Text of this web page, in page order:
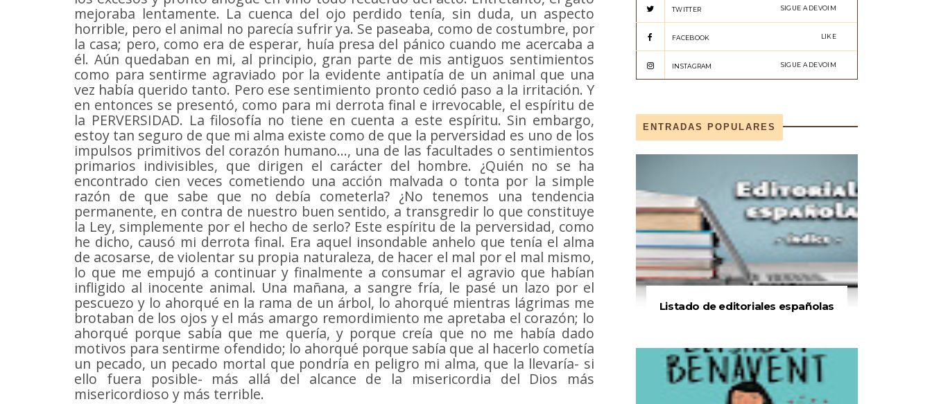
mejoraba lentamente. La cuenca del ojo perdido tenía, sin duda, un aspecto
horrible, pero el animal no parecía sufrir ya. Se paseaba, como de costumbre, por
la casa; pero, como era de esperar, huía presa del pánico cuando me acercaba a
él. Aún quedaban en mi, al principio, gran parte de mis antiguos sentimientos
como para sentirme agraviado por la evidente antipatía de un animal que una
vez había querido tanto. Pero ese sentimiento pronto cedió paso a la irritación. Y
en entonces se presentó, como para mi derrota final e irrevocable, el espíritu de
la PERVERSIDAD. La filosofía no tiene en cuenta a este espíritu. Sin embargo,
estoy tan seguro de que mi alma existe como de que la perversidad es uno de los
impulsos primitivos del corazón humano..., una de las facultades o sentimientos
primarios indivisibles, que dirigen el carácter del hombre. ¿Quién no se ha
encontrado cien veces cometiendo una acción malvada o tonta por la simple
razón de que sabe que no debía cometerla? ¿No tenemos una tendencia
permanente, en contra de nuestro buen sentido, a transgredir lo que constituye
la Ley, simplemente por el hecho de serlo? Este espíritu de la perversidad, como
he dicho, causó mi derrota final. Era aquel insondable anhelo que tenía el alma
de acosarse, de violentar su propia naturaleza, de hacer el mal por el mal mismo,
lo que me empujó a continuar y finalmente a consumar el agravio que habían
infligido al inocente animal. Una mañana, a sangre fría, le pasé un lazo por el
pescuezo y lo ahorqué en la rama de un árbol, lo ahorqué mientras lágrimas me
brotaban de los ojos y el más amargo remordimiento me apretaba el corazón; lo
ahorqué porque sabía que me quería, y porque creía que no me había dado
motivos para sentirme ofendido; lo ahorqué porque sabía que al hacerlo cometía
un pecado, un pecado mortal que pondría en peligro mi alma, que la llevaría- si
ello fuera posible- más allá del alcance de la misericordia del Dios más
misericordioso y más terrible.
TWITTER SIGUE A DEVOIM
FACEBOOK LIKE
INSTAGRAM SIGUE A DEVOIM
ENTRADAS POPULARES
Listado de editoriales españolas